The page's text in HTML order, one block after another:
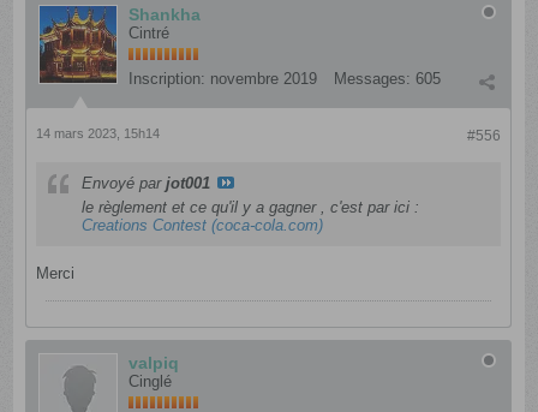
Shankha
Cintré
Inscription: novembre 2019 Messages: 605
#556
14 mars 2023, 15h14
Envoyé parjot001
le règlement et ce qu'il y a gagner , c'est par ici :
Creations Contest (coca-cola.com)
Merci
valpiq
Cinglé